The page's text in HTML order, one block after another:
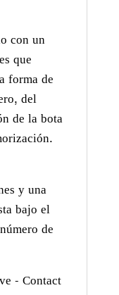
con un
que
forma de
del
de la bota
y una
bajo el
de
- Contact